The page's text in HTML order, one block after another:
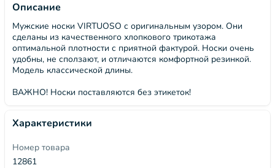
Описание
Мужские носки VIRTUOSO с оригинальным узором. Они
сделаны из качественного хлопкового трикотажа
оптимальной плотности с приятной фактурой. Носки очень
удобны, не сползают, и отличаются комфортной резинкой.
Модель классической длины.
ВАЖНО! Носки поставляются без этикеток!
Характеристики
Номер товара
12861